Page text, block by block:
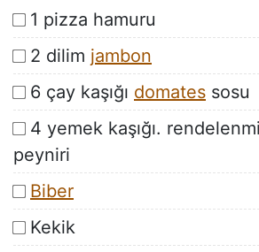
1 pizza hamuru
2 dilim jambon
6 çay kaşığı domates sosu
4 yemek kaşığı.
peyniri
Biber
Kekik